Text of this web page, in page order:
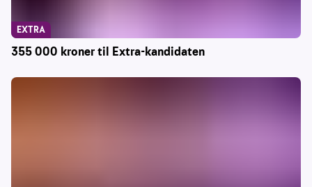
355 000 kroner til Extra-kandidaten
EXTRA